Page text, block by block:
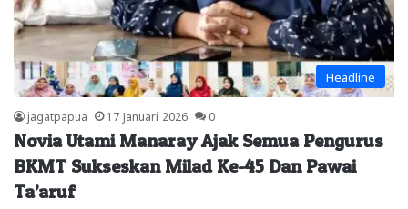
Headline
jagatpapua 17 Januari 2026 0
Novia Utami Manaray Ajak Semua Pengurus
BKMT Sukseskan Milad Ke-45 Dan Pawai
Ta’aruf